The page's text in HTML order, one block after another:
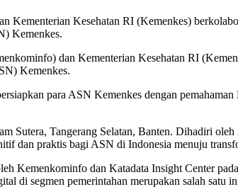
Kementerian Kesehatan RI (Kemenkes)
Kemenkes.
dan Kementerian Kesehatan RI
Kemenkes.
para ASN Kemenkes dengan
Sutera, Tangerang Selatan, Banten. Dihadiri
dan praktis bagi ASN di Indonesia menuju
Kemenkominfo dan Katadata Insight Center
di segmen pemerintahan merupakan salah